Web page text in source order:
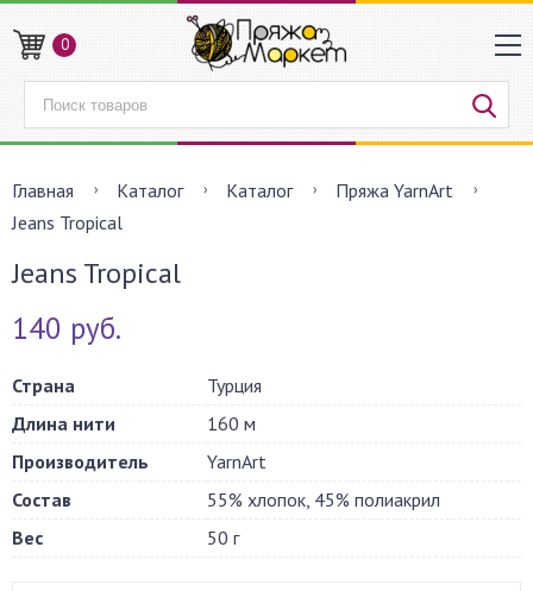
0
Главная Каталог Каталог
Пряжа YarnArt
Jeans Tropical
Jeans Tropical
140 руб.
Страна
Турция
Длина нити
160 м
Производитель
YarnArt
Состав
55% хлопок, 45% полиакрил
Вес
50 г